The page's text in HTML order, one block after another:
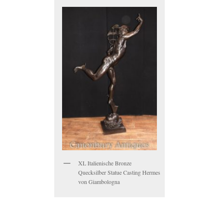
XL Italienische Bronze
Quecksilber Statue Casting Hermes
von Giambologna